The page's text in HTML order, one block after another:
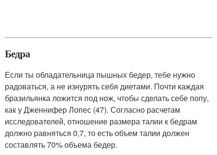
Бедра
Если ты обладательница пышных бедер, тебе нужно
радоваться, а не изнурять себя диетами. Почти каждая
бразильянка ложится под нож, чтобы сделать себе попу,
как у Дженнифер Лопес (47). Согласно расчетам
исследователей, отношение размера талии к бедрам
должно равняться 0,7, то есть объем талии должен
составлять 70% объема бедер.